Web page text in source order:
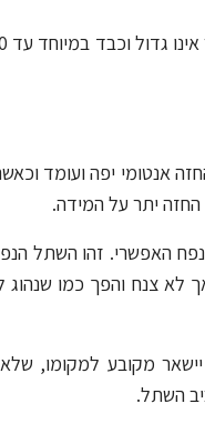
אלו. כאשר החזה אנטומי יפה
החזה יתר על המידה.
האפשרי. זהו השתל הנפוץ
לא צנח והפך כמו שנהוג
מקובע למקומו, שלא
השתל.